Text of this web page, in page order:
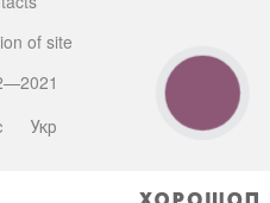
of site
Укр